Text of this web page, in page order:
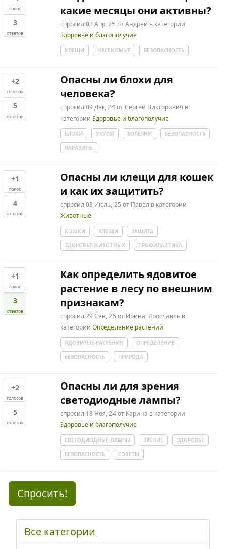
голос
3
ответов
какие месяцы они активны?
спросил 03 Апр, 25 отАндрей в категории
Здоровье и благополучие
КЛЕЩИ НАСЕКОМЫЕ БЕЗОПАСНОСТЬ
+2
голосов
5
ответов
Опасны ли блохи для
человека?
спросил 09 Дек, 24 отСергей Викторович в
категории Здоровье и благополучие
БЛОХИ УКУСЫ БОЛЕЗНИ
БЕЗОПАСНОСТЬ
ПАРАЗИТЫ
+1
голос
4
ответов
Опасны ли клещи для кошек
и как их защитить?
спросил 03 Июль, 25 от Павел в категории
Животные
КОШКИ КЛЕЩИ
ЗАЩИТА
ЗДОРОВЬЕ-ЖИВОТНЫХ
ПРОФИЛАКТИКА
+1
голос
3
ответов
Как определить ядовитое
растение в лесу по внешним
признакам?
спросил 29 Сен, 25 от Ирина, Ярославль в
категории Определение растений
ЯДОВИТЫЕ-РАСТЕНИЯ
ОПРЕДЕЛЕНИЕ
БЕЗОПАСНОСТЬ
ПРИРОДА
+2
голосов
5
ответов
Опасны ли для зрения
светодиодные лампы?
спросил 18 Ноя, 24 от Карина в категории
Здоровье и благополучие
СВЕТОДИОДНЫЕ-ЛАМПЫ ЗРЕНИЕ
ЗДОРОВЬЕ
БЕЗОПАСНОСТЬ
СОВЕТЫ
Спросить!
Все категории